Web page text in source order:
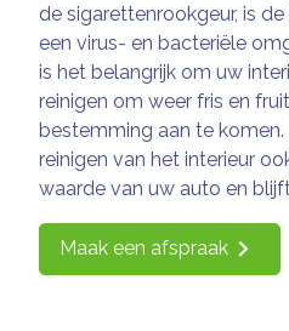
de sigarettenrookgeur, is
een virus- en bacteriële
is het belangrijk om uw
reinigen om weer fris en
bestemming aan te
reinigen van het interieur
waarde van uw auto en
Maak een afspraak